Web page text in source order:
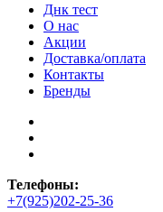
Днк тест
О нас
Акции
Доставка/оплата
Контакты
Бренды
Телефоны:
+7(925)202-25-36